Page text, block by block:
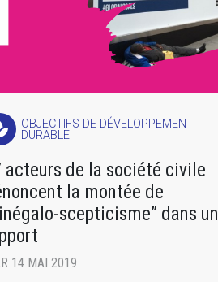
OBJECTIFS DE DÉVELOPPEMENT
DURABLE
acteurs de la société civile
la montée de
scepticisme” dans un
14 MAI 2019